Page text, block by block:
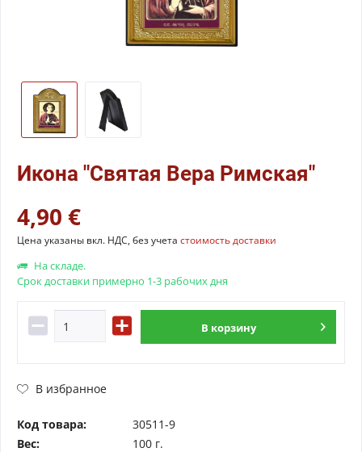
Икона "Святая Вера Римская"
4,90 €
Цена указаны вкл. НДС, без учета стоимость доставки
На складе.
Срок доставки примерно 1-3 рабочих дня
В корзину
В избранное
Код товара:
30511-9
Вес:
100 г.